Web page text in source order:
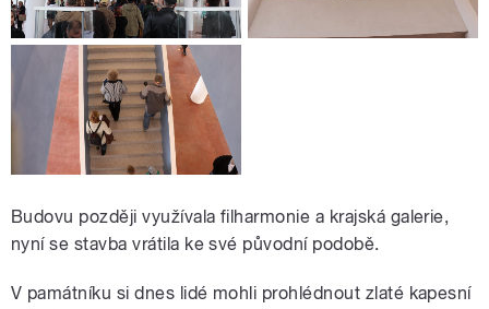
Budovu později využívala filharmonie a krajská galerie,
nyní se stavba vrátila ke své původní podobě.
V památníku si dnes lidé mohli prohlédnout zlaté kapesní